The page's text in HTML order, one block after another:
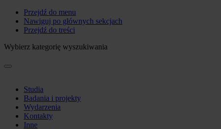
Przejdź do menu
Nawiguj po głównych sekcjach
Przejdź do treści
Wybierz kategorię wyszukiwania
Studia
Badania i projekty
Wydarzenia
Kontakty
Inne